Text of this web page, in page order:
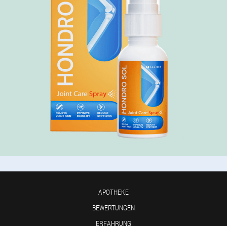
APOTHEKE
BEWERTUNGEN
ERFAHRUNG